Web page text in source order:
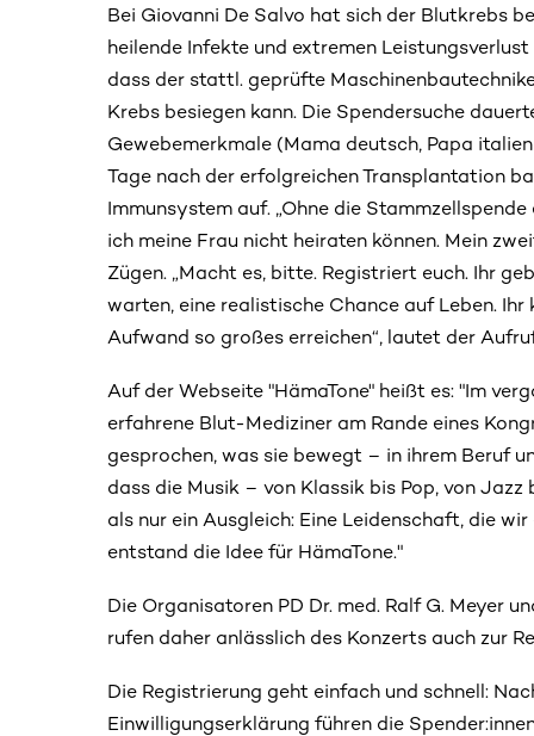
Bei Giovanni De Salvo hat sich der Blutkrebs
heilende Infekte und extremen
dass der stattl. geprüfte
Krebs besiegen kann. Die Spendersuche
Gewebemerkmale (Mama deutsch, Papa
Tage nach der erfolgreichen Transplantation
Immunsystem auf. „Ohne die
ich meine Frau nicht heiraten können. Mein
Zügen. „Macht es, bitte. Registriert euch. Ihr
warten, eine realistische Chance auf Leben.
Aufwand so großes erreichen“, lautet der
Auf der Webseite "HämaTone" heißt es: "Im
erfahrene Blut-Mediziner am Rande eines
gesprochen, was sie bewegt – in ihrem Beruf
dass die Musik – von Klassik bis Pop, von
als nur ein Ausgleich: Eine Leidenschaft, die
entstand die Idee für HämaTone."
Die Organisatoren PD Dr. med. Ralf G. Meyer
rufen daher anlässlich des Konzerts auch zur
Die Registrierung geht einfach und schnell:
Einwilligungserklärung führen die